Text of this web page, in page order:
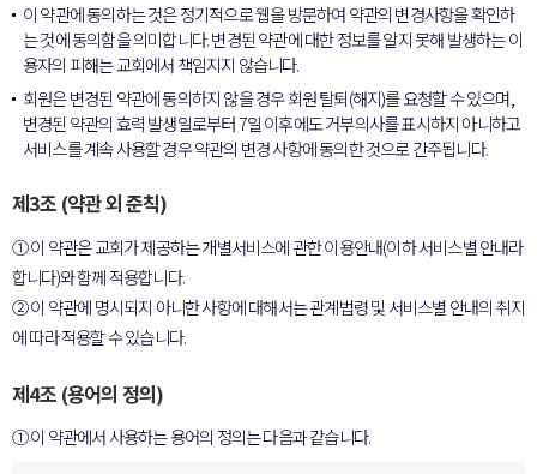
이 약관에 동의하는 것은 정기적으로 웹을 방문하여 약관의 변경사항을 확인하
는 것에 동의함을 의미합니다. 변경된 약관에 대한 정보를 알지 못해 발생하는 이
용자의 피해는 교회에서 책임지지 않습니다.
회원은 변경된 약관에 동의하지 않을 경우 회원 탈퇴(해지)를 요청할 수 있으며,
변경된 약관의 효력 발생일로부터 7일 이후에도 거부의사를 표시하지 아니하고
서비스를 계속 사용할 경우 약관의 변경 사항에 동의한 것으로 간주됩니다.
제3조 (약관 외 준칙)
① 이 약관은 교회가 제공하는 개별서비스에 관한 이용안내(이하 서비스별 안내라
합니다)와 함께 적용합니다.
② 이 약관에 명시되지 아니한 사항에 대해서는 관계법령 및 서비스별 안내의 취지
에 따라 적용할 수 있습니다.
제4조 (용어의 정의)
① 이 약관에서 사용하는 용어의 정의는 다음과 같습니다.